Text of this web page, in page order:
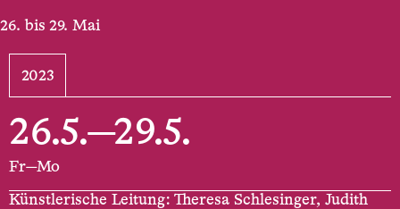
bis 29. Mai
2023
26.5.—29.5.
Fr—Mo
Künstlerische Leitung: Theresa Schlesinger, Judith